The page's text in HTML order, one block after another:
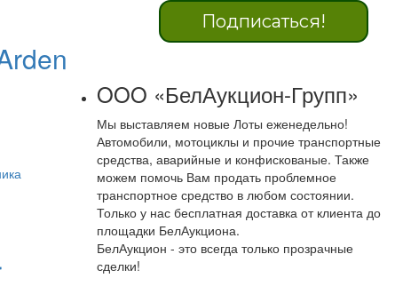
OOO «БелАукцион-Групп»
Мы выставляем новые Лоты еженедельно!
Автомобили, мотоциклы и прочие транспортные
средства, аварийные и конфискованые. Также
можем помочь Вам продать проблемное
транспортное средство в любом состоянии.
Только у нас бесплатная доставка от клиента до
площадки БелАукциона.
БелАукцион - это всегда только прозрачные
сделки!